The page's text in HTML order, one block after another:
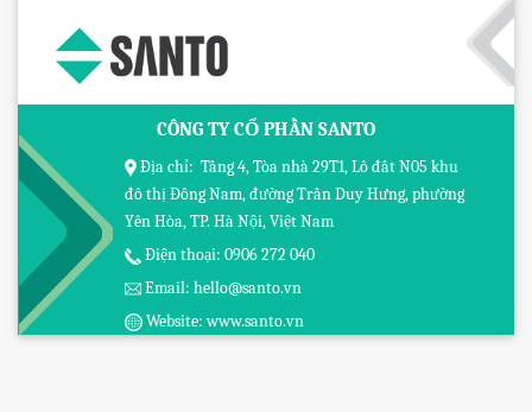
CÔNG TY CỔ PHẦN SANTO
Địa chỉ: Tầng 4, Tòa nhà 29T1, Lô đất N05 khu
đô thị Đông Nam, đường Trần Duy Hưng, phường
Yên Hòa, TP. Hà Nội, Việt Nam
Điện thoại: 0906 272 040
Email: hello@santo.vn
Website: www.santo.vn